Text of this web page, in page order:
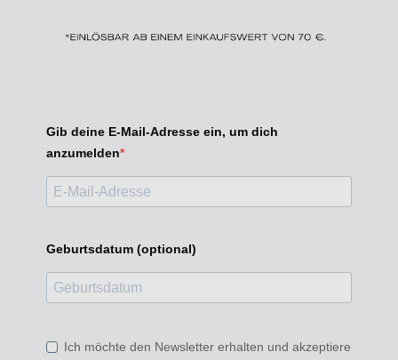
Gib deine E-Mail-Adresse ein, um dich
anzumelden
Geburtsdatum (optional)
Ich möchte den Newsletter erhalten und akzeptiere